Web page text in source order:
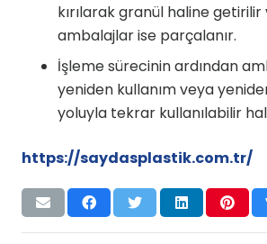
kırılarak granül haline
ambalajlar ise parçalanır.
İşleme sürecinin ardından
yeniden kullanım veya
yoluyla tekrar kullanılabilir
https://saydasplastik.com.tr/